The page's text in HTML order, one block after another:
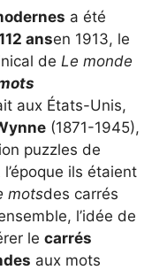
a été
ansen 1913, le
de Le monde
aux États-Unis,
(1871-1945),
puzzles de
ils étaient
motsdes carrés
l’idée de
le carrés
aux mots